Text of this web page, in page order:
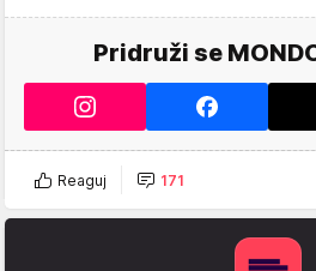
Pridruži se
Reaguj 171